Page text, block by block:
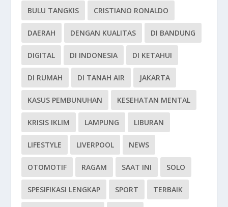
BULU TANGKIS CRISTIANO RONALDO
DAERAH DENGAN KUALITAS DI BANDUNG
DIGITAL DI INDONESIA DI KETAHUI
DI RUMAH DI TANAH AIR JAKARTA
KASUS PEMBUNUHAN KESEHATAN MENTAL
KRISIS IKLIM LAMPUNG LIBURAN
LIFESTYLE LIVERPOOL NEWS
OTOMOTIF RAGAM SAAT INI SOLO
SPESIFIKASI LENGKAP SPORT TERBAIK